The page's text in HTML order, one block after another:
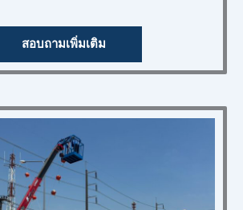
สอบถามเพิ่มเติม